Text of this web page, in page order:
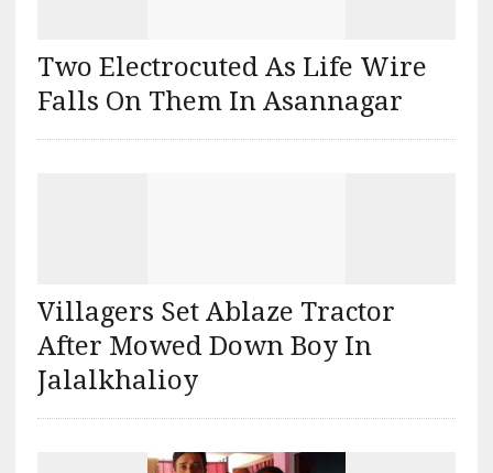
Two Electrocuted As Life Wire
Falls On Them In Asannagar
Villagers Set Ablaze Tractor
After Mowed Down Boy In
Jalalkhalioy